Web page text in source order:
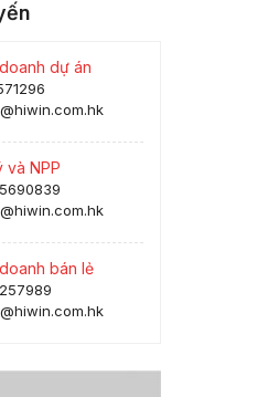
dự án
và NPP
bán lẻ